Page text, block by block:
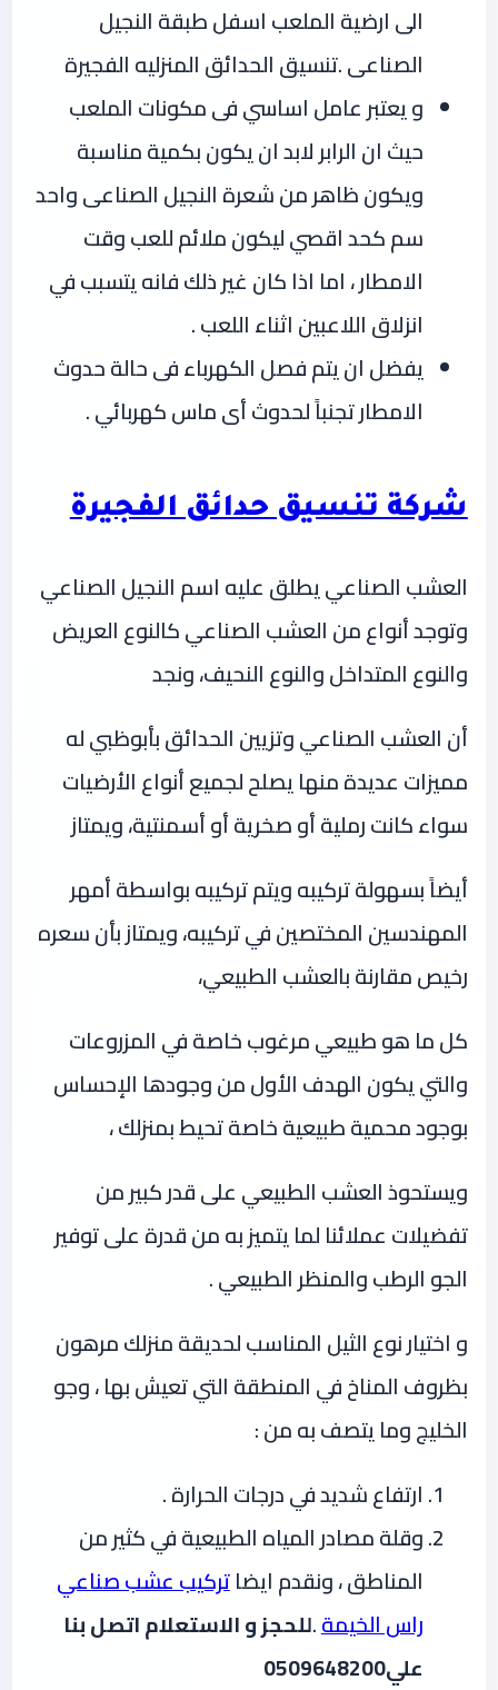
الى ارضية الملعب اسفل طبقة النجيل
الصناعى .تنسيق الحدائق المنزليه الفجيرة
و يعتبر عامل اساسي فى مكونات الملعب
حيث ان الرابر لابد ان يكون بكمية مناسبة
ويكون ظاهر من شعرة النجيل الصناعى واحد
سم كحد اقصي ليكون ملائم للعب وقت
الامطار ، اما اذا كان غير ذلك فانه يتسبب في
انزلاق اللاعبين اثناء اللعب .
يفضل ان يتم فصل الكهرباء فى حالة حدوث
الامطار تجنباً لحدوث أى ماس كهربائي .
شركة تنسيق حدائق الفجيرة
العشب الصناعي يطلق عليه اسم النجيل الصناعي
وتوجد أنواع من العشب الصناعي كالنوع العريض
والنوع المتداخل والنوع النحيف، ونجد
أن العشب الصناعي وتزيين الحدائق بأبوظبي له
مميزات عديدة منها يصلح لجميع أنواع الأرضيات
سواء كانت رملية أو صخرية أو أسمنتية، ويمتاز
أيضاً بسهولة تركيبه ويتم تركيبه بواسطة أمهر
المهندسين المختصين في تركيبه، ويمتاز بأن سعره
رخيص مقارنة بالعشب الطبيعي،
كل ما هو طبيعي مرغوب خاصة في المزروعات
والتي يكون الهدف الأول من وجودها الإحساس
بوجود محمية طبيعية خاصة تحيط بمنزلك ،
ويستحوذ العشب الطبيعي على قدر كبير من
تفضيلات عملائنا لما يتميز به من قدرة على توفير
الجو الرطب والمنظر الطبيعي.
و اختيار نوع الثيل المناسب لحديقة منزلك مرهون
بظروف المناخ في المنطقة التي تعيش بها ، وجو
الخليج وما يتصف به من:
ارتفاع شديد في درجات الحرارة.
وقلة مصادر المياه الطبيعية في كثير من
المناطق، ونقدم ايضاتركيب عشب صناعي
راس الخيمة.للحجز و الاستعلام اتصل بنا
علي0509648200